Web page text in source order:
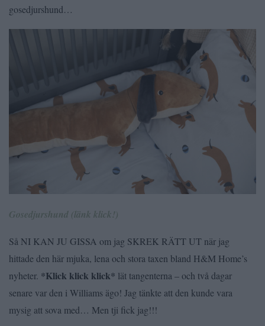
gosedjurshund…
Gosedjurshund (länk klick!)
Så NI KAN JU GISSA om jag SKREK RÄTT UT när jag
hittade den här mjuka, lena och stora taxen bland H&M Home’s
nyheter. *Klick klick klick* lät tangenterna – och två dagar
senare var den i Williams ägo! Jag tänkte att den kunde vara
mysig att sova med… Men tji fick jag!!!